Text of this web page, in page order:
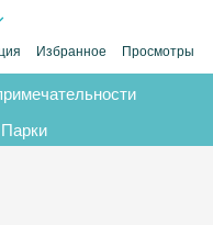
Избранное Просмотры
Парки